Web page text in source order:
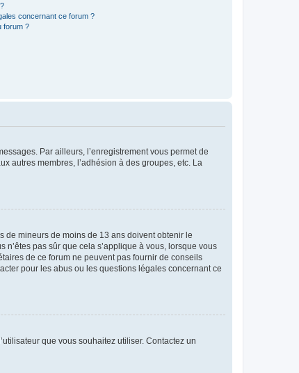
concernant ce forum ?
forum ?
Par ailleurs, l’enregistrement vous permet de
autres membres, l’adhésion à des groupes, etc. La
mineurs de moins de 13 ans doivent obtenir le
pas sûr que cela s’applique à vous, lorsque vous
de ce forum ne peuvent pas fournir de conseils
pour les abus ou les questions légales concernant ce
que vous souhaitez utiliser. Contactez un